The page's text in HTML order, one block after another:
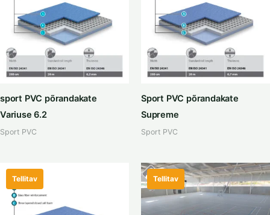
sport PVC põrandakate
Variuse 6.2
Sport PVC
Sport PVC põrandakate
Supreme
Sport PVC
Tellitav Tellitav